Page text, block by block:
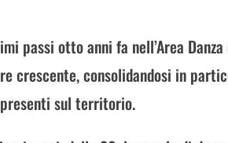
passi otto anni fa nell’Area
crescente, consolidandosi in
sul territorio.